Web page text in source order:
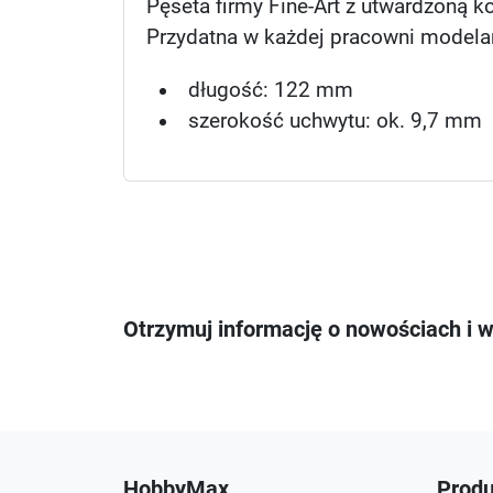
Pęseta firmy Fine-Art z utwardzoną
Przydatna w każdej pracowni
długość: 122 mm
szerokość uchwytu: ok. 9,7 mm
Otrzymuj informację o nowościach i